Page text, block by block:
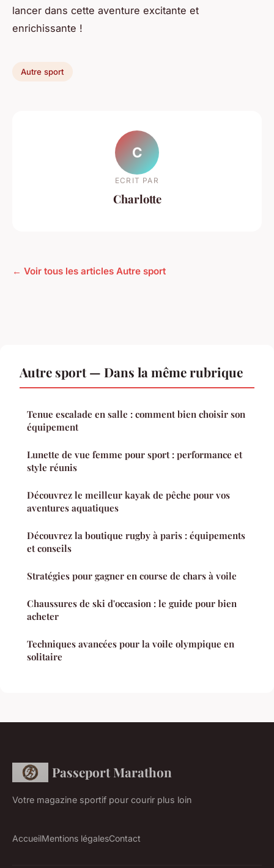
lancer dans cette aventure excitante et
enrichissante !
Autre sport
C
ECRIT PAR
Charlotte
← Voir tous les articles Autre sport
Autre sport — Dans la même rubrique
Tenue escalade en salle : comment bien choisir son
équipement
Lunette de vue femme pour sport : performance et
style réunis
Découvrez le meilleur kayak de pêche pour vos
aventures aquatiques
Découvrez la boutique rugby à paris : équipements
et conseils
Stratégies pour gagner en course de chars à voile
Chaussures de ski d'occasion : le guide pour bien
acheter
Techniques avancées pour la voile olympique en
solitaire
Passeport Marathon
Votre magazine sportif pour courir plus loin
AccueilMentions légalesContact